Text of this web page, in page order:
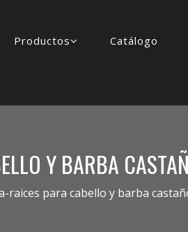
Productos Catálogo
Y BARBA
raices para cabello y barba